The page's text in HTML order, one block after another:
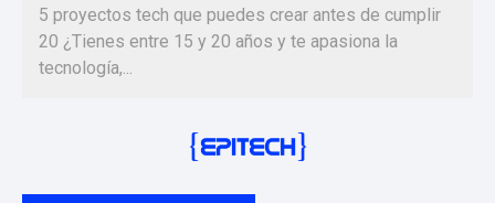
5 proyectos tech que puedes crear antes de cumplir
20 ¿Tienes entre 15 y 20 años y te apasiona la
tecnología,...